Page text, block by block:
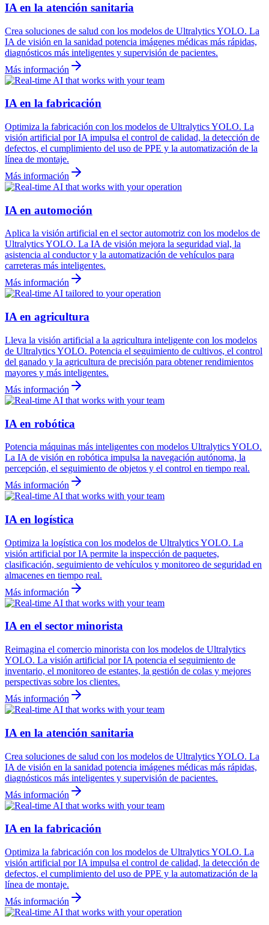
IA en la atención sanitaria
Crea soluciones de salud con los modelos de Ultralytics YOLO. La
IA de visión en la sanidad potencia imágenes médicas más rápidas,
diagnósticos más inteligentes y supervisión de pacientes.
Más información
IA en la fabricación
Optimiza la fabricación con los modelos de Ultralytics YOLO. La
visión artificial por IA impulsa el control de calidad, la detección de
defectos, el cumplimiento del uso de PPE y la automatización de la
línea de montaje.
Más información
IA en automoción
Aplica la visión artificial en el sector automotriz con los modelos de
Ultralytics YOLO. La IA de visión mejora la seguridad vial, la
asistencia al conductor y la automatización de vehículos para
carreteras más inteligentes.
Más información
IA en agricultura
Lleva la visión artificial a la agricultura inteligente con los modelos
de Ultralytics YOLO. Potencia el seguimiento de cultivos, el control
del ganado y la agricultura de precisión para obtener rendimientos
mayores y más inteligentes.
Más información
IA en robótica
Potencia máquinas más inteligentes con modelos Ultralytics YOLO.
La IA de visión en robótica impulsa la navegación autónoma, la
percepción, el seguimiento de objetos y el control en tiempo real.
Más información
IA en logística
Optimiza la logística con los modelos de Ultralytics YOLO. La
visión artificial por IA permite la inspección de paquetes,
clasificación, seguimiento de vehículos y monitoreo de seguridad en
almacenes en tiempo real.
Más información
IA en el sector minorista
Reimagina el comercio minorista con los modelos de Ultralytics
YOLO. La visión artificial por IA potencia el seguimiento de
inventario, el monitoreo de estantes, la gestión de colas y mejores
perspectivas sobre los clientes.
Más información
IA en la atención sanitaria
Crea soluciones de salud con los modelos de Ultralytics YOLO. La
IA de visión en la sanidad potencia imágenes médicas más rápidas,
diagnósticos más inteligentes y supervisión de pacientes.
Más información
IA en la fabricación
Optimiza la fabricación con los modelos de Ultralytics YOLO. La
visión artificial por IA impulsa el control de calidad, la detección de
defectos, el cumplimiento del uso de PPE y la automatización de la
línea de montaje.
Más información